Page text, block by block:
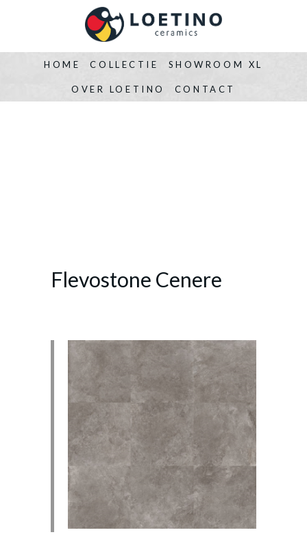
HOME COLLECTIE SHOWROOM XL
OVER LOETINO CONTACT
Flevostone Cenere